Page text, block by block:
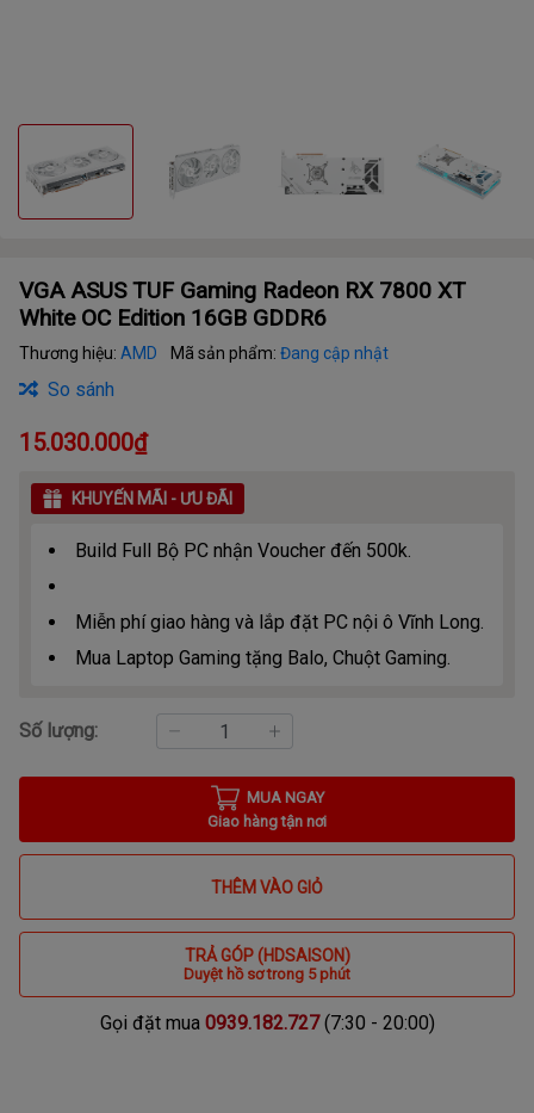
VGA ASUS TUF Gaming Radeon RX 7800 XT
White OC Edition 16GB GDDR6
Thương hiệu: AMD Mã sản phẩm: Đang cập nhật
So sánh
15.030.000₫
KHUYẾN MÃI - ƯU ĐÃI
Build Full Bộ PC nhận Voucher đến 500k.
Miễn phí giao hàng và lắp đặt PC nội ô Vĩnh Long.
Mua Laptop Gaming tặng Balo, Chuột Gaming.
Số lượng:
MUA NGAY
Giao hàng tận nơi
THÊM VÀO GIỎ
TRẢ GÓP (HDSAISON)
Duyệt hồ sơ trong 5 phút
Gọi đặt mua 0939.182.727(7:30 - 20:00)